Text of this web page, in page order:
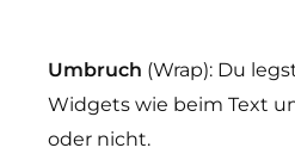
Umbruch (Wrap): Du
Widgets wie beim Text
oder nicht.